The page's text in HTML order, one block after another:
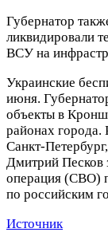
Губернатор
ликвидировали
ВСУ на
Украинские
июня.
объекты в
районах города.
Санкт-
Дмитрий Песков
операция (СВО)
по российским
Источник